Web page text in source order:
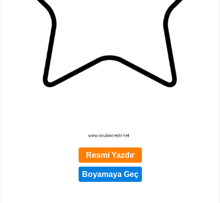
Resmi Yazdır